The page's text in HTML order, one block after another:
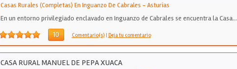
Casas Rurales (Completas) En Inguanzo De Cabrales - Asturias
En un entorno privilegiado enclavado en Inguanzo de Cabrales se encuentra la Casa…
10 Comentario(s) | Deja tu comentario
CASA RURAL MANUEL DE PEPA XUACA